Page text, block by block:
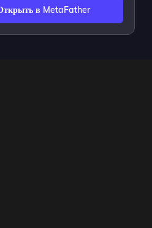
в MetaFather